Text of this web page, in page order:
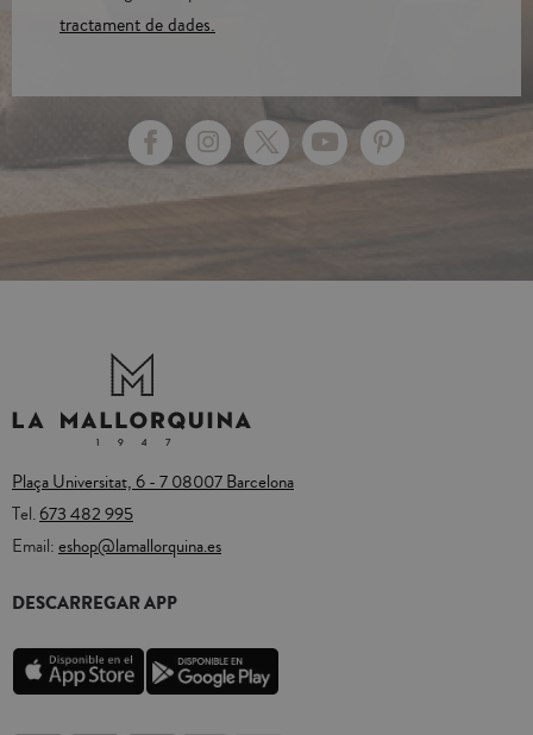
tractament de dades.
Plaça Universitat, 6 - 7 08007 Barcelona
Tel.673 482 995
Email:eshop@lamallorquina.es
DESCARREGAR APP